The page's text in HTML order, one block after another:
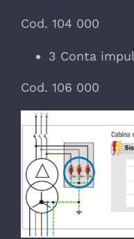
Cod. 104 000
3 Conta
Cod. 106 000